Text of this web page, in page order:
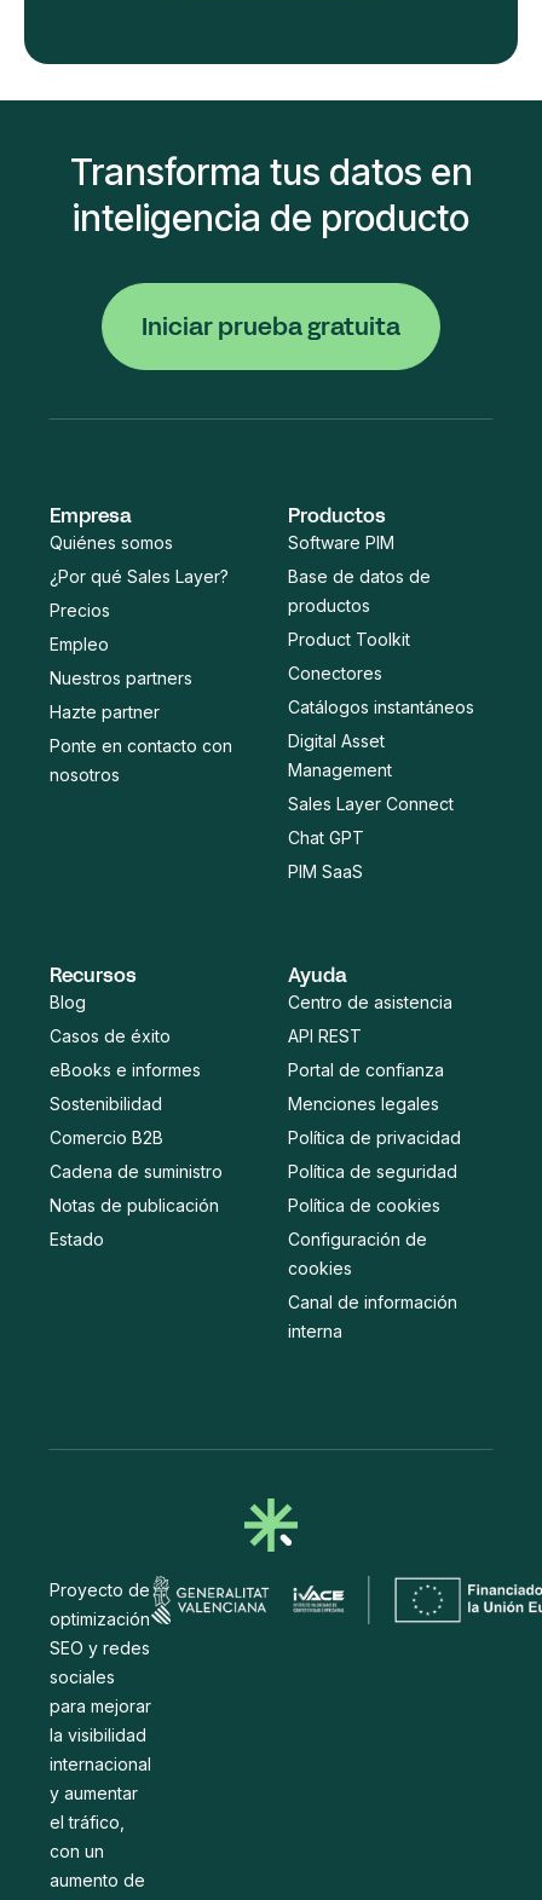
Transforma tus datos en
inteligencia de producto
Iniciar prueba gratuita
Empresa
Quiénes somos
¿Por qué Sales Layer?
Precios
Empleo
Nuestros partners
Hazte partner
Ponte en contacto con
nosotros
Productos
Software PIM
Base de datos de
productos
Product Toolkit
Conectores
Catálogos instantáneos
Digital Asset
Management
Sales Layer Connect
Chat GPT
PIM SaaS
Recursos
Blog
Casos de éxito
eBooks e informes
Sostenibilidad
Comercio B2B
Cadena de suministro
Notas de publicación
Estado
Ayuda
Centro de asistencia
API REST
Portal de confianza
Menciones legales
Política de privacidad
Política de seguridad
Política de cookies
Configuración de
cookies
Canal de información
interna
Proyecto de
optimización
SEO y redes
sociales
para mejorar
la visibilidad
internacional
y aumentar
el tráfico,
con un
aumento de